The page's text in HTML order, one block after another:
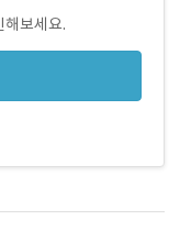
해보세요.